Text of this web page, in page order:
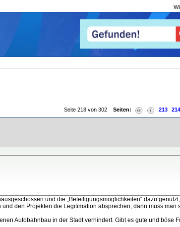
Seite 218 von 302 Seiten: 213 214
und die „Beteiligungsmöglichkeiten“ dazu
den Projekten die Legitimation absprechen, dann muss man
Autobahnbau in der Stadt verhindert. Gibt es gute und böse